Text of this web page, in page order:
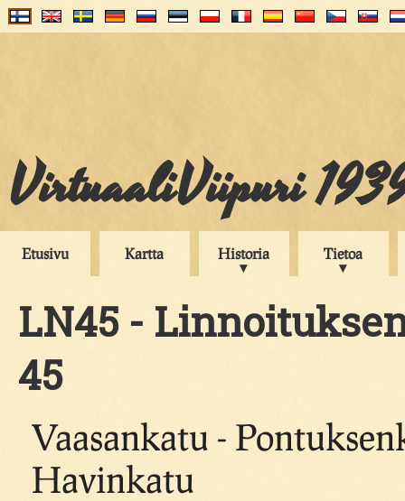
VirtuaaliViipuri
Etusivu Kartta Historia Tietoa
LN45 -
45
Vaasankatu -
Havinkatu